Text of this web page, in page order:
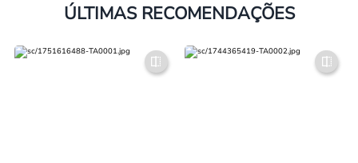
ÚLTIMAS RECOMENDAÇÕES